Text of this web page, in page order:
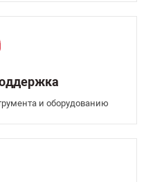
и оборудованию